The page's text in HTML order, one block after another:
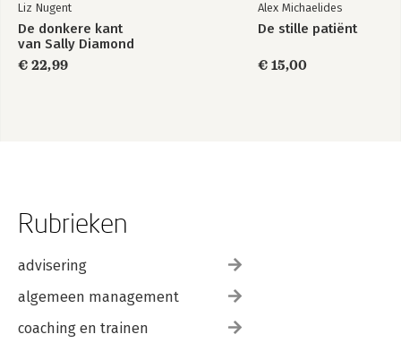
Liz Nugent
De donkere kant
van Sally Diamond
€ 22,99
Alex Michaelides
De stille patiënt
€ 15,00
Rubrieken
advisering
algemeen management
coaching en trainen